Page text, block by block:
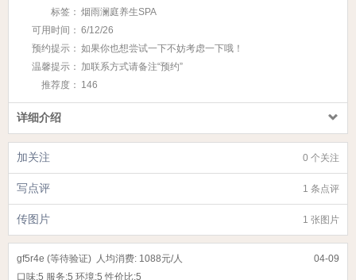
标签： 烟雨澜庭养生SPA‌
可用时间： 6/12/26
预约提示： 如果你也想尝试一下不妨考虑一下哦！
温馨提示： 加联系方式请备注“预约”
推荐度： 146
详细介绍
0 个关注
加关注
1 条点评
写点评
1 张图片
传图片
04-09
gf5r4e (等待验证) 人均消费: 1088元/人
口味:5 服务:5 环境:5 性价比:5